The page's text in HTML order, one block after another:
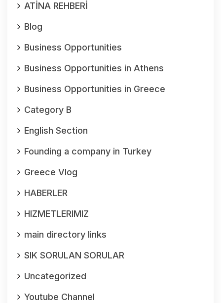
ATİNA REHBERİ
Blog
Business Opportunities
Business Opportunities in Athens
Business Opportunities in Greece
Category B
English Section
Founding a company in Turkey
Greece Vlog
HABERLER
HIZMETLERIMIZ
main directory links
SIK SORULAN SORULAR
Uncategorized
Youtube Channel